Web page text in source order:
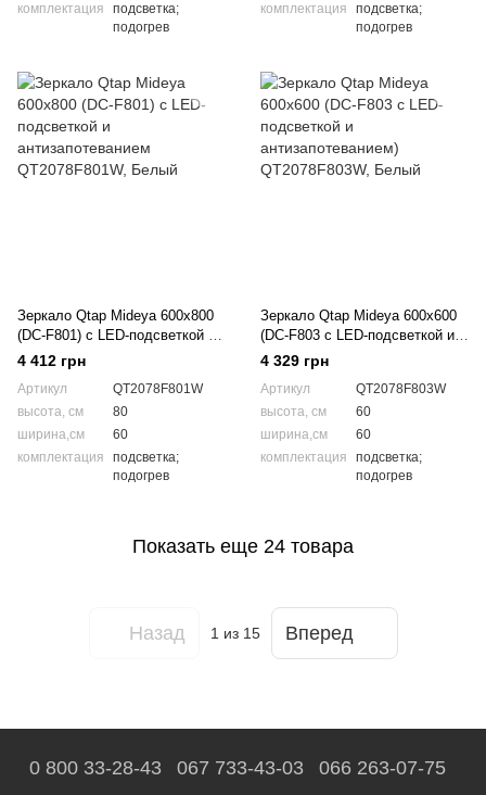
комплектация
подсветка;
подогрев
комплектация
подсветка;
подогрев
Зеркало Qtap Mideya 600х800
(DC-F801) с LED-подсветкой и
антизапотеванием
QT2078F801W
4 412 грн
Артикул
QT2078F801W
высота, см
80
ширина,см
60
комплектация
подсветка;
подогрев
Зеркало Qtap Mideya 600х600
(DC-F803 с LED-подсветкой и
антизапотеванием)
QT2078F803W
4 329 грн
Артикул
QT2078F803W
высота, см
60
ширина,см
60
комплектация
подсветка;
подогрев
Показать еще 24 товара
Назад 1 из 15 Вперед
0 800 33-28-43 067 733-43-03 066 263-07-75